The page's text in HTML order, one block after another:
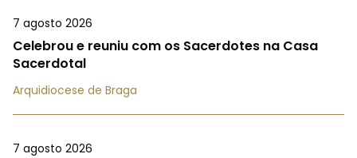
7 agosto 2026
Celebrou e reuniu com os Sacerdotes na Casa
Sacerdotal
Arquidiocese de Braga
7 agosto 2026